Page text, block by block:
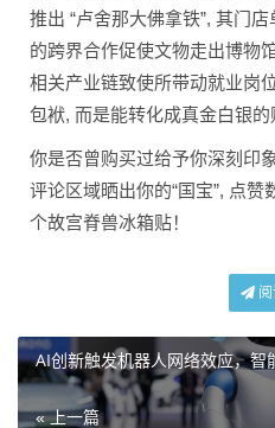
推出 “卢舍那大佛拿铁”, 其门
的跨界合作促使文物走出博物
相关产业链致使所带动就业岗
包袱, 而是能转化成真金白银的
你是否曾购买过给予你深刻印
评论区域晒出你的“国宝”, 点
个故宫脊兽冰箱贴！
AI创新触发机器人网络效应，智
« 上一篇